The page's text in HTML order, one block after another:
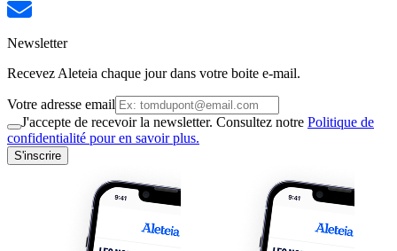
Newsletter
Recevez Aleteia chaque jour dans votre boite e-mail.
Votre adresse email
J'accepte de recevoir la newsletter. Consultez notre Politique de
confidentialité pour en savoir plus.
S'inscrire